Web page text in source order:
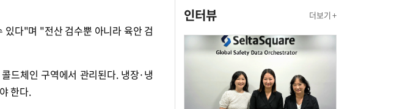
있다"며 "전산 검수뿐 아니라 육안 검
드체인 구역에서 관리된다. 냉장·냉
한다.
인터뷰 더보기 +